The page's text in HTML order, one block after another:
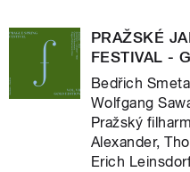
PRAŽSKÉ
FESTIVAL -
Bedřich
Wolfgang
Pražský
Alexander,
Erich